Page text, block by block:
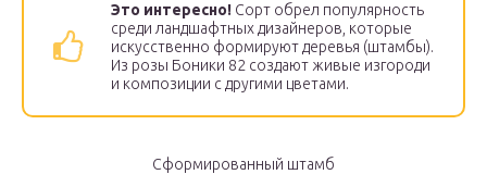
Это интересно! Сорт обрел популярность
среди ландшафтных дизайнеров, которые
искусственно формируют деревья (штамбы).
Из розы Боники 82 создают живые изгороди
и композиции с другими цветами.
Сформированный штамб